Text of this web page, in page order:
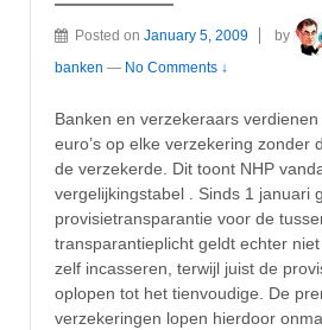
Posted on January 5, 2009 by
banken — No Comments ↓
Banken en verzekeraars
euro’s op elke verzekering zonder
de verzekerde. Dit toont NHP
vergelijkingstabel . Sinds 1 januari
provisietransparantie voor de
transparantieplicht geldt echter
zelf incasseren, terwijl juist de
oplopen tot het tienvoudige. De
verzekeringen lopen hierdoor